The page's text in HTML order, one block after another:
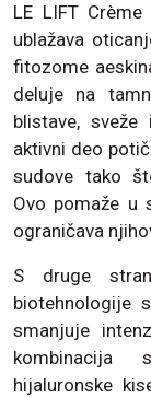
LE LIFT
ublažava
fitozome
deluje na
blistave,
aktivni deo
sudove tako
Ovo pomaže u
ograničava
S druge
biotehnologije
smanjuje
kombinacija
hijaluronske